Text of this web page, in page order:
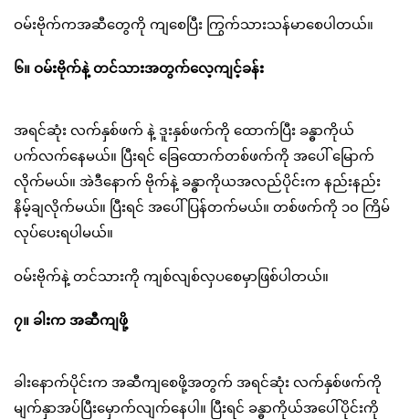
ဝမ်းဗိုက်ကအဆီတွေကို ကျစေပြီး ကြွက်သားသန်မာစေပါတယ်။
၆။ ဝမ်းဗိုက်နဲ့ တင်သားအတွက်လေ့ကျင့်ခန်း
အရင်ဆုံး လက်နှစ်ဖက် နဲ့ ဒူးနှစ်ဖက်ကို ထောက်ပြီး ခန္ဓာကိုယ်
ပက်လက်နေမယ်။ ပြီးရင် ခြေထောက်တစ်ဖက်ကို အပေါ် မြောက်
လိုက်မယ်။ အဲဒီနောက် ဗိုက်နဲ့ ခန္ဓာကိုယအလည်ပိုင်းက နည်းနည်း
နိမ့်ချလိုက်မယ်။ ပြီးရင် အပေါ်ပြန်တက်မယ်။ တစ်ဖက်ကို ၁၀ ကြိမ်
လုပ်ပေးရပါမယ်။
ဝမ်းဗိုက်နဲ့ တင်သားကို ကျစ်လျစ်လှပစေမှာဖြစ်ပါတယ်။
၇။ ခါးက အဆီကျဖို့
ခါးနောက်ပိုင်းက အဆီကျစေဖို့အတွက် အရင်ဆုံး လက်နှစ်ဖက်ကို
မျက်နှာအပ်ပြီးမှောက်လျက်နေပါ။ ပြီးရင် ခန္ဓာကိုယ်အပေါ်ပိုင်းကို